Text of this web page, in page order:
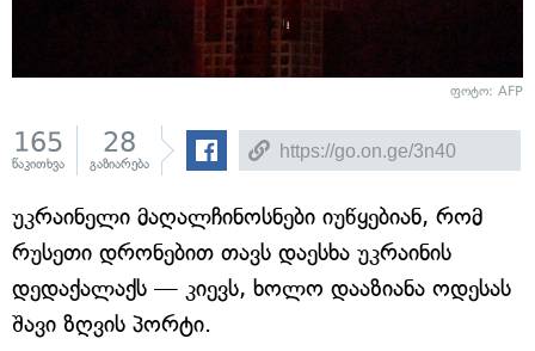
ფოტო: AFP
165
წაკითხვა
28
გაზიარება
უკრაინელი მაღალჩინოსნები იუწყებიან, რომ
რუსეთი დრონებით თავს დაესხა უკრაინის
დედაქალაქს — კიევს, ხოლო დააზიანა ოდესას
შავი ზღვის პორტი.